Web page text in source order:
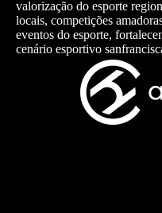
valorização do esporte
locais, competições
eventos do esporte,
cenário esportivo